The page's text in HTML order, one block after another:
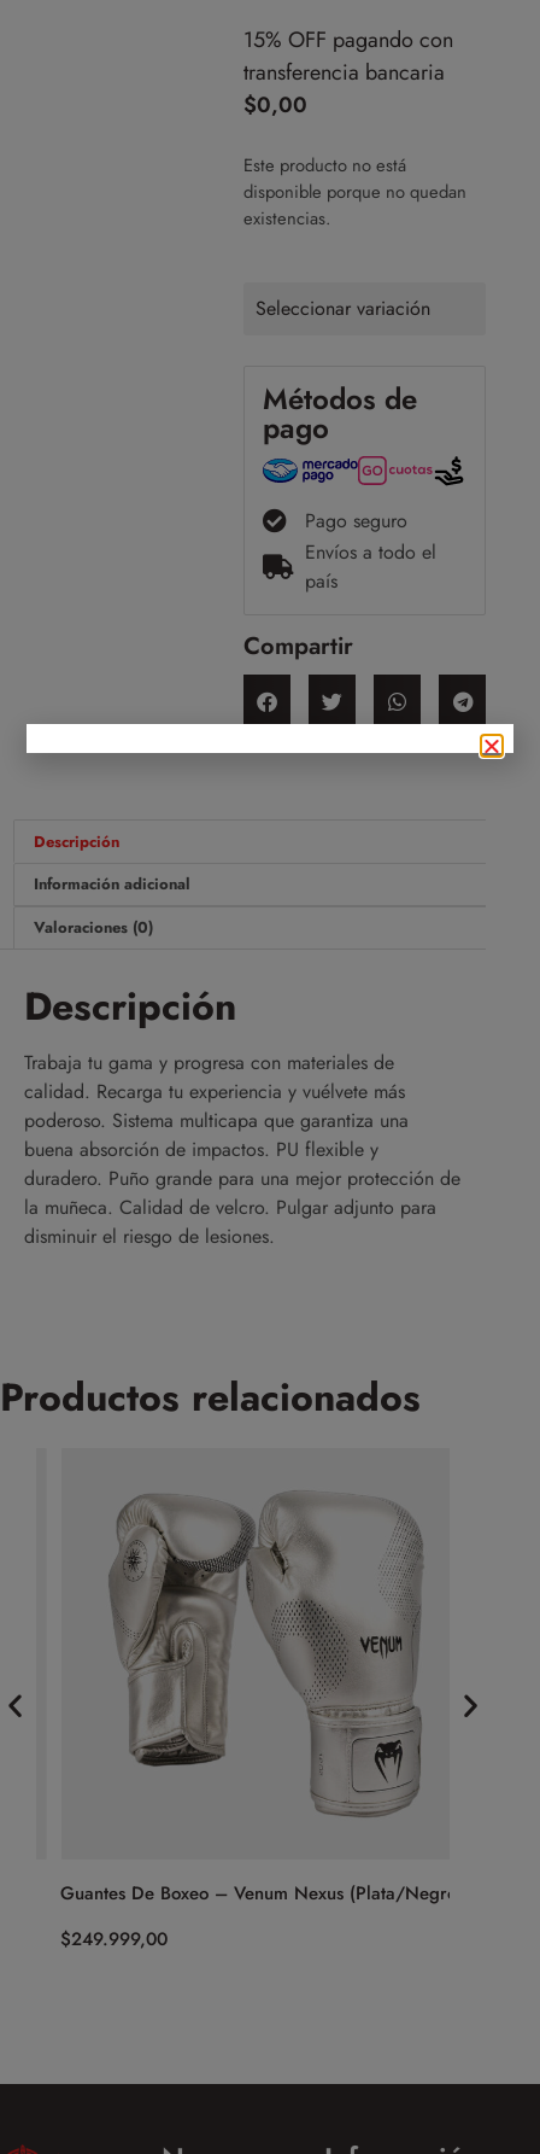
15% OFF pagando con
transferencia bancaria
$0,00
Este producto no está
disponible porque no quedan
existencias.
Seleccionar variación
Métodos de
pago
Pago seguro
Envíos a todo el
país
Compartir
Descripción
Información adicional
Valoraciones (0)
Descripción
Trabaja tu gama y progresa con materiales de
calidad. Recarga tu experiencia y vuélvete más
poderoso. Sistema multicapa que garantiza una
buena absorción de impactos. PU flexible y
duradero. Puño grande para una mejor protección de
la muñeca. Calidad de velcro. Pulgar adjunto para
disminuir el riesgo de lesiones.
Productos relacionados
Guantes De Boxeo – Venum Nexus (Plata/Negro)
249.999,00